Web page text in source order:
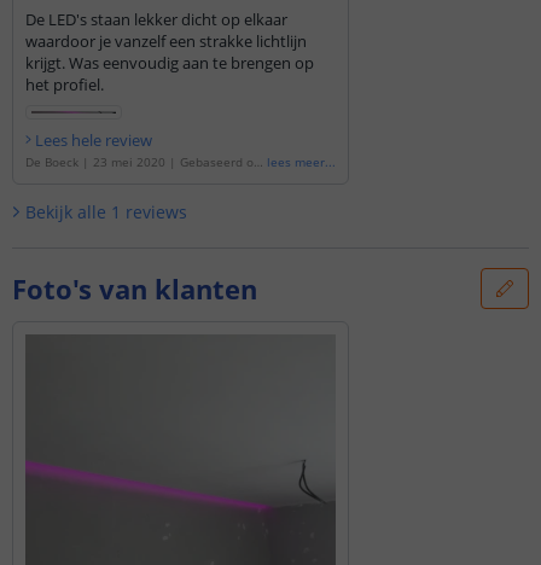
De LED's staan lekker dicht op elkaar
waardoor je vanzelf een strakke lichtlijn
krijgt. Was eenvoudig aan te brengen op
het profiel.
Lees hele review
De Boeck | 23 mei 2020 | Gebaseerd op
lees meer...
Bekijk alle 1 reviews
Foto's van klanten